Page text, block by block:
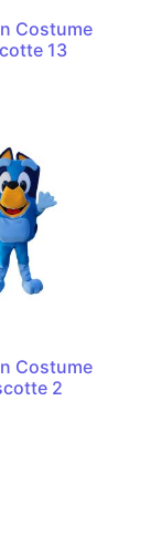
Costume
13
Costume
2